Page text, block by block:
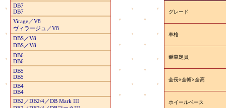
DB7
DB7
Virage／V8
ヴィラージュ／V8
DBS／V8
DBS／V8
DB6
DB6
DB5
DB5
DB4
DB4
DB2／DB2/4／DB Mark III
グレード
車格
乗車定員
全長×全幅×全高
ホイールベース